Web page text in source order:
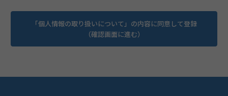
「個人情報の取り扱いについて」の内容に同意して登録
（確認画面に進む）